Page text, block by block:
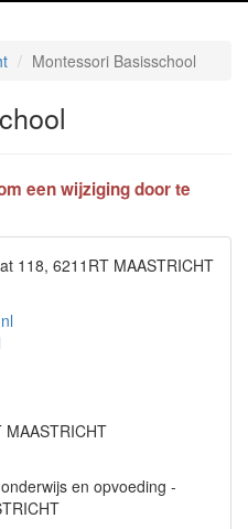
Montessori Basisschool
een wijziging door te
118, 6211RT MAASTRICHT
en opvoeding -